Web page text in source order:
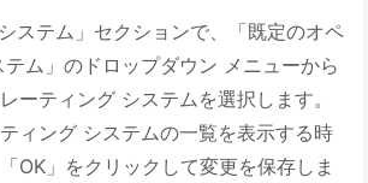
ステム」セクションで、「既定のオペ
ム」のドロップダウン メニューから
ーティング システムを選択します。
ィング システムの一覧を表示する時
OK」をクリックして変更を保存しま